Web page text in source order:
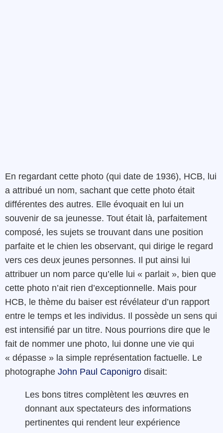
En regardant cette photo (qui date de 1936), HCB, lui
a attribué un nom, sachant que cette photo était
différentes des autres. Elle évoquait en lui un
souvenir de sa jeunesse. Tout était là, parfaitement
composé, les sujets se trouvant dans une position
parfaite et le chien les observant, qui dirige le regard
vers ces deux jeunes personnes. Il put ainsi lui
attribuer un nom parce qu’elle lui « parlait », bien que
cette photo n’ait rien d’exceptionnelle. Mais pour
HCB, le thème du baiser est révélateur d’un rapport
entre le temps et les individus. Il possède un sens qui
est intensifié par un titre. Nous pourrions dire que le
fait de nommer une photo, lui donne une vie qui
« dépasse » la simple représentation factuelle. Le
photographe John Paul Caponigro disait:
Les bons titres complètent les œuvres en
donnant aux spectateurs des informations
pertinentes qui rendent leur expérience